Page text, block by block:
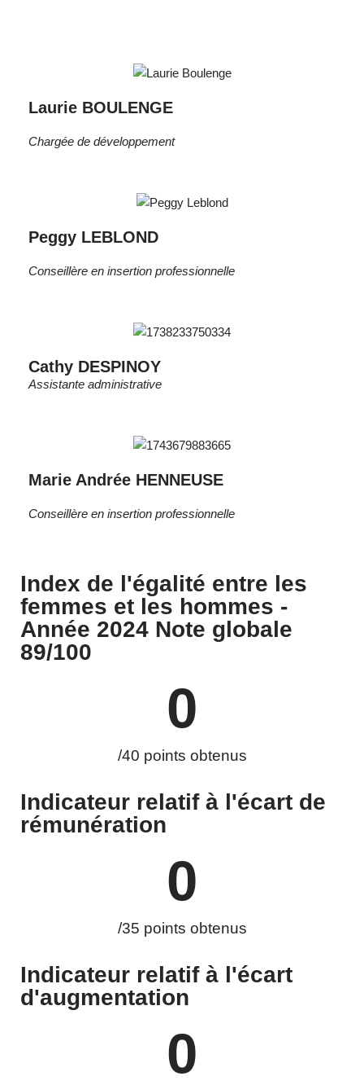
Laurie BOULENGE
Chargée de développement
Peggy LEBLOND
Conseillère en insertion professionnelle
Cathy DESPINOY
Assistante administrative
Marie Andrée HENNEUSE
Conseillère en insertion professionnelle
Index de l'égalité entre les
femmes et les hommes -
Année 2024 Note globale
89/100
/40 points obtenus
0
Indicateur relatif à l'écart de
rémunération
/35 points obtenus
0
Indicateur relatif à l'écart
d'augmentation
0